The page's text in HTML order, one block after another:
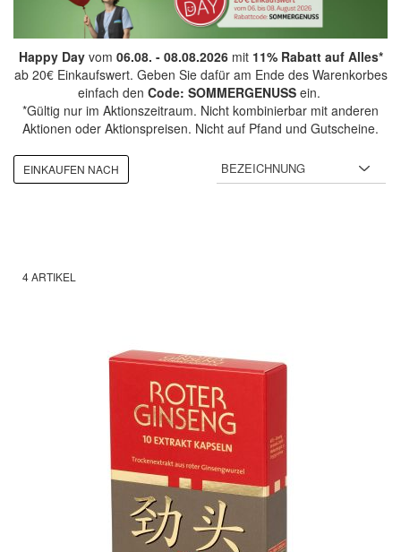
Happy Dayvom 06.08. - 08.08.2026mit 11% Rabatt auf Alles*
ab 20€ Einkaufswert. Geben Sie dafür am Ende des Warenkorbes
einfach den Code: SOMMERGENUSSein.
*Gültig nur im Aktionszeitraum. Nicht kombinierbar mit anderen
Aktionen oder Aktionspreisen. Nicht auf Pfand und Gutscheine.
4ARTIKEL
EINKAUFEN NACH